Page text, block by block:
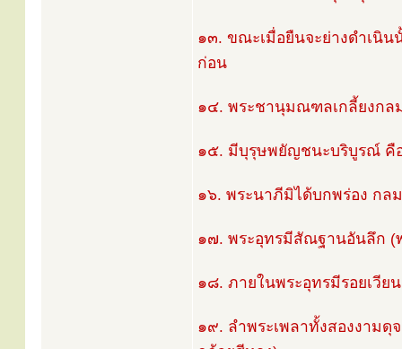
๑๓. ขณะเมื่อยืนจะย่างดำเนิน
ก่อน
๑๔. พระชานุมณฑลเกลี้ยงกล
๑๕. มีบุรุษพยัญชนะบริบูรณ์ คื
๑๖. พระนาภีมิได้บกพร่อง กล
๑๗. พระอุทรมีสัณฐานอันลึก (
๑๘. ภายในพระอุทรมีรอยเวี
๑๙. ลำพระเพลาทั้งสองงาม